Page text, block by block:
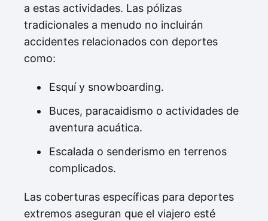
a estas actividades. Las pólizas
tradicionales a menudo no incluirán
accidentes relacionados con deportes
como:
Esquí y snowboarding.
Buces, paracaidismo o actividades de
aventura acuática.
Escalada o senderismo en terrenos
complicados.
Las coberturas específicas para deportes
extremos aseguran que el viajero esté